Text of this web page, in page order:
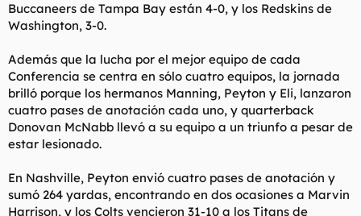
Buccaneers de Tampa Bay están 4-0, y los Redskins de
Washington, 3-0.
Además que la lucha por el mejor equipo de cada
Conferencia se centra en sólo cuatro equipos, la jornada
brilló porque los hermanos Manning, Peyton y Eli, lanzaron
cuatro pases de anotación cada uno, y quarterback
Donovan McNabb llevó a su equipo a un triunfo a pesar de
estar lesionado.
En Nashville, Peyton envió cuatro pases de anotación y
sumó 264 yardas, encontrando en dos ocasiones a Marvin
Harrison, y los Colts vencieron 31-10 a los Titans de